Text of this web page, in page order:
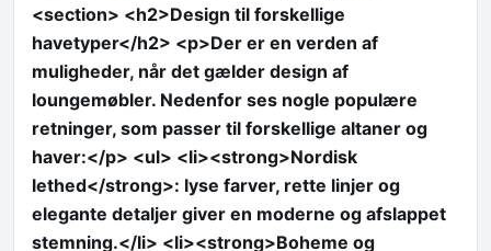
<section> <h2>Design til forskellige
havetyper</h2> <p>Der er en verden af
muligheder, når det gælder design af
loungemøbler. Nedenfor ses nogle populære
retninger, som passer til forskellige altaner og
haver:</p> <ul> <li><strong>Nordisk
lethed</strong>: lyse farver, rette linjer og
elegante detaljer giver en moderne og afslappet
stemning.</li> <li><strong>Boheme og